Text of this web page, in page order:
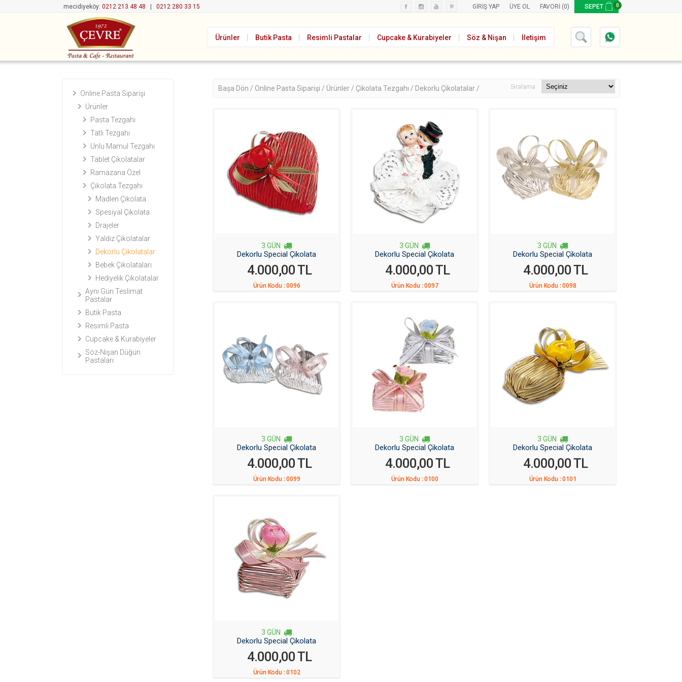
mecidiyeköy: 0212 213 48 48 0212 280 33 15 GIRIŞ YAP ÜYE OL FAVORI (0) SEPET 0
Ürünler Butik Pasta Resimli Pastalar Cupcake & Kurabiyeler Söz & Nişan İletişim
Online Pasta Siparişi
Ürünler
Pasta Tezgahı
Tatlı Tezgahı
Unlu Mamul Tezgahı
Tablet Çikolatalar
Ramazana Özel
Çikolata Tezgahı
Madlen Çikolata
Spesiyal Çikolata
Drajeler
Yaldız Çikolatalar
Dekorlu Çikolatalar
Bebek Çikolataları
Hediyelik Çikolatalar
Aynı Gün Teslimat
Pastalar
Butik Pasta
Resimli Pasta
Cupcake & Kurabiyeler
Söz-Nişan Düğün
Pastaları
Başa Dön / Online Pasta Siparişi / Ürünler / Çikolata Tezgahı / Dekorlu Çikolatalar / Sıralama
3 GÜN
Dekorlu Special Çikolata
4.000,00 TL
Ürün Kodu :0096
3 GÜN
Dekorlu Special Çikolata
4.000,00 TL
Ürün Kodu :0097
3 GÜN
Dekorlu Special Çikolata
4.000,00 TL
Ürün Kodu :0098
3 GÜN
Dekorlu Special Çikolata
4.000,00 TL
Ürün Kodu :0099
3 GÜN
Dekorlu Special Çikolata
4.000,00 TL
Ürün Kodu :0100
3 GÜN
Dekorlu Special Çikolata
4.000,00 TL
Ürün Kodu :0101
3 GÜN
Dekorlu Special Çikolata
4.000,00 TL
Ürün Kodu :0102